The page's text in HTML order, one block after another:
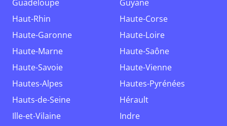
Guadeloupe
Guyane
Haut-Rhin
Haute-Corse
Haute-Garonne
Haute-Loire
Haute-Marne
Haute-Saône
Haute-Savoie
Haute-Vienne
Hautes-Alpes
Hautes-Pyrénées
Hauts-de-Seine
Hérault
Ille-et-Vilaine
Indre